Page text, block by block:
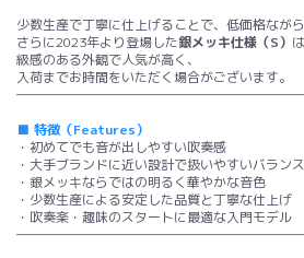
少数生産で丁寧に仕上げることで、低価格なが
さらに2023年より登場した銀メッキ仕様（S）
級感のある外観で人気が高く、
入荷までお時間をいただく場合がございます。
■ 特徴（Features）
・初めてでも音が出しやすい吹奏感
・大手ブランドに近い設計で扱いやすいバランス
・銀メッキならではの明るく華やかな音色
・少数生産による安定した品質と丁寧な仕上げ
・吹奏楽・趣味のスタートに最適な入門モデル